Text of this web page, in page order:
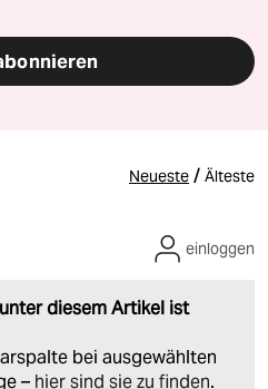
Neueste / Älteste
diesem Artikel ist
bei ausgewählten
– hier sind sie zu finden.
einloggen